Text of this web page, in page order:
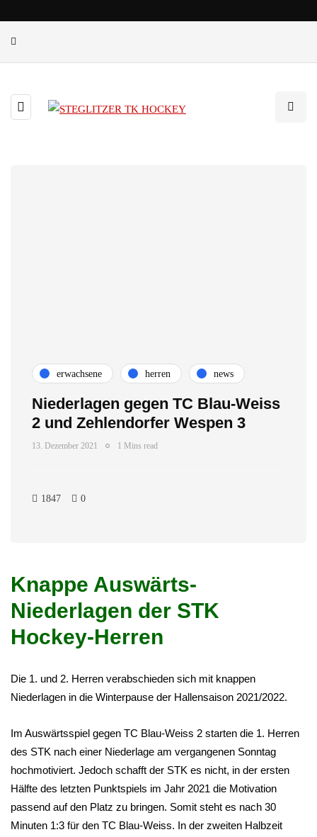
erwachsene herren news
Niederlagen gegen TC Blau-Weiss
2 und Zehlendorfer Wespen 3
13. Dezember 2021 1 Mins read
1847 0
Knappe Auswärts-
Niederlagen der STK
Hockey-Herren
Die 1. und 2. Herren verabschieden sich mit knappen
Niederlagen in die Winterpause der Hallensaison 2021/2022.
Im Auswärtsspiel gegen TC Blau-Weiss 2 starten die 1. Herren
des STK nach einer Niederlage am vergangenen Sonntag
hochmotiviert. Jedoch schafft der STK es nicht, in der ersten
Hälfte des letzten Punktspiels im Jahr 2021 die Motivation
passend auf den Platz zu bringen. Somit steht es nach 30
Minuten 1:3 für den TC Blau-Weiss. In der zweiten Halbzeit